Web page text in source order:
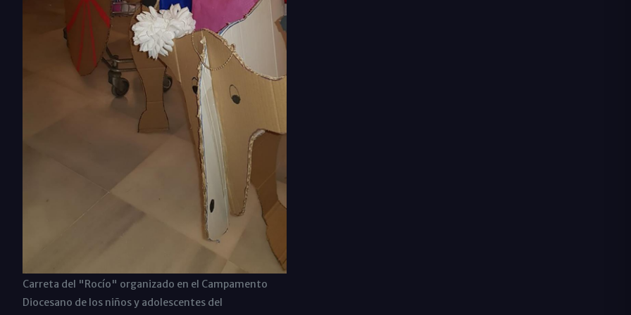
Carreta del "Rocío" organizado en el Campamento
Diocesano de los niños y adolescentes del